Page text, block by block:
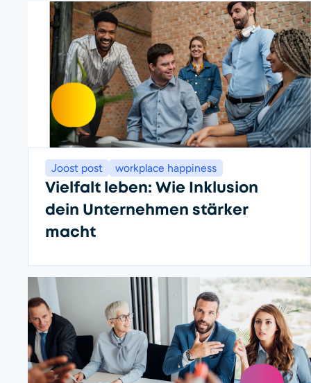
Joost post workplace happiness
Vielfalt leben: Wie Inklusion
dein Unternehmen stärker
macht